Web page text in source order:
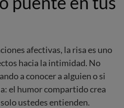
afectivas, la risa es uno
hacia la intimidad. No
a conocer a alguien o si
el humor compartido crea
ustedes entienden.